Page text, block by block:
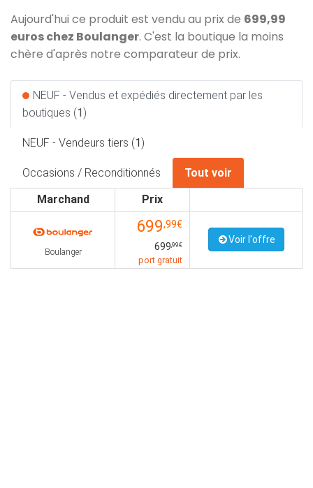
Aujourd'hui ce produit est vendu au prix de 699,99
euros chez Boulanger. C'est la boutique la moins
chère d'après notre comparateur de prix.
NEUF - Vendus et expédiés directement par les
boutiques (1)
NEUF - Vendeurs tiers (1)
Occasions / Reconditionnés
Tout voir
Marchand
Prix
Boulanger
699,99€
699,99€
port gratuit
Voir l'offre